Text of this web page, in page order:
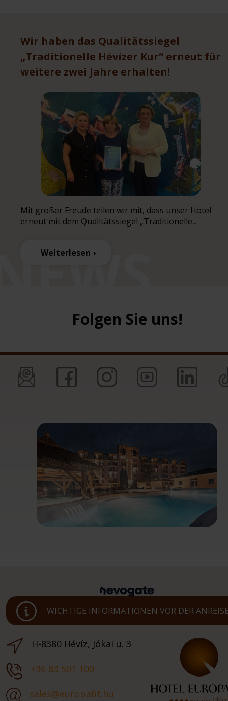
Wir haben das Qualitätssiegel
„Traditionelle Hévízer Kur“ erneut für
weitere zwei Jahre erhalten!
Mit großer Freude teilen wir mit, dass unser Hotel
erneut mit dem Qualitätssiegel „Traditionelle...
Weiterlesen
Folgen Sie uns!
WICHTIGE INFORMATIONEN VOR DER
H-8380 Hévíz, Jókai u. 3
+36 83 501 100
sales@europafit.hu